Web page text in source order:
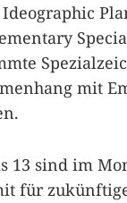
mit
13 sind im
für